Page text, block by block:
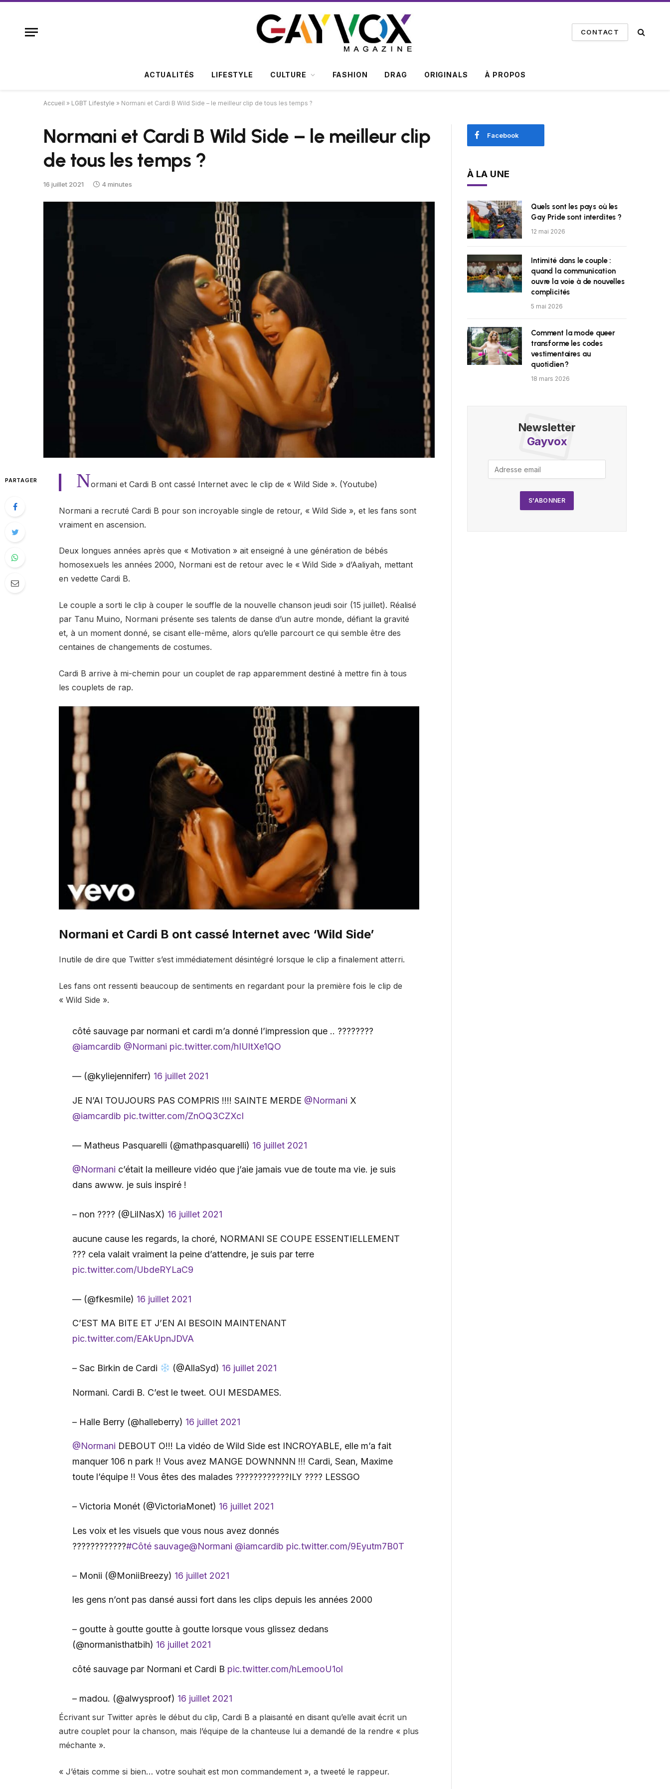
CONTACT
ACTUALITÉS LIFESTYLE CULTURE FASHION DRAG ORIGINALS À PROPOS
Accueil » LGBT Lifestyle » Normani et Cardi B Wild Side – le meilleur clip de tous les temps ?
Normani et Cardi B Wild Side – le meilleur clip
de tous les temps ?
16 juillet 2021 4 minutes
PARTAGER Normani et Cardi B ont cassé Internet avec le clip de « Wild Side ». (Youtube)
Normani a recruté Cardi B pour son incroyable single de retour, « Wild Side », et les fans sont
vraiment en ascension.
Deux longues années après que « Motivation » ait enseigné à une génération de bébés
homosexuels les années 2000, Normani est de retour avec le « Wild Side » d’Aaliyah, mettant
en vedette Cardi B.
Le couple a sorti le clip à couper le souffle de la nouvelle chanson jeudi soir (15 juillet). Réalisé
par Tanu Muino, Normani présente ses talents de danse d’un autre monde, défiant la gravité
et, à un moment donné, se cisant elle-même, alors qu’elle parcourt ce qui semble être des
centaines de changements de costumes.
Cardi B arrive à mi-chemin pour un couplet de rap apparemment destiné à mettre fin à tous
les couplets de rap.
Normani et Cardi B ont cassé Internet avec ‘Wild Side’
Inutile de dire que Twitter s’est immédiatement désintégré lorsque le clip a finalement atterri.
Les fans ont ressenti beaucoup de sentiments en regardant pour la première fois le clip de
« Wild Side ».
côté sauvage par normani et cardi m’a donné l’impression que .. ????????
@iamcardib @Normani pic.twitter.com/hIUltXe1QO
— (@kyliejenniferr) 16 juillet 2021
JE N’AI TOUJOURS PAS COMPRIS !!!! SAINTE MERDE @Normani X
@iamcardib pic.twitter.com/ZnOQ3CZXcI
— Matheus Pasquarelli (@mathpasquarelli) 16 juillet 2021
@Normani c’était la meilleure vidéo que j’aie jamais vue de toute ma vie. je suis
dans awww. je suis inspiré !
– non ???? (@LilNasX) 16 juillet 2021
aucune cause les regards, la choré, NORMANI SE COUPE ESSENTIELLEMENT
??? cela valait vraiment la peine d’attendre, je suis par terre
pic.twitter.com/UbdeRYLaC9
— (@fkesmiIe) 16 juillet 2021
C’EST MA BITE ET J’EN AI BESOIN MAINTENANT
pic.twitter.com/EAkUpnJDVA
– Sac Birkin de Cardi (@AllaSyd) 16 juillet 2021
Normani. Cardi B. C’est le tweet. OUI MESDAMES.
– Halle Berry (@halleberry) 16 juillet 2021
@Normani DEBOUT O!!! La vidéo de Wild Side est INCROYABLE, elle m’a fait
manquer 106 n park !! Vous avez MANGE DOWNNNN !!! Cardi, Sean, Maxime
toute l’équipe !! Vous êtes des malades ????????????ILY ???? LESSGO
– Victoria Monét (@VictoriaMonet) 16 juillet 2021
Les voix et les visuels que vous nous avez donnés
????????????#Côté sauvage@Normani @iamcardib pic.twitter.com/9Eyutm7B0T
– Monii (@MoniiBreezy) 16 juillet 2021
les gens n’ont pas dansé aussi fort dans les clips depuis les années 2000
– goutte à goutte goutte à goutte lorsque vous glissez dedans
(@normanisthatbih) 16 juillet 2021
côté sauvage par Normani et Cardi B pic.twitter.com/hLemooU1ol
– madou. (@alwysproof) 16 juillet 2021
Écrivant sur Twitter après le début du clip, Cardi B a plaisanté en disant qu’elle avait écrit un
autre couplet pour la chanson, mais l’équipe de la chanteuse lui a demandé de la rendre « plus
méchante ».
« J’étais comme si bien… votre souhait est mon commandement », a tweeté le rappeur.
Facebook
À LA UNE
Quels sont les pays où les
Gay Pride sont interdites ?
12 mai 2026
Intimité dans le couple :
quand la communication
ouvre la voie à de nouvelles
complicités
5 mai 2026
Comment la mode queer
transforme les codes
vestimentaires au
quotidien ?
18 mars 2026
Newsletter
Gayvox